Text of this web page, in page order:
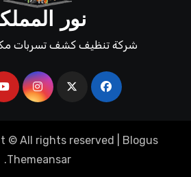
نور
شركة تنظيف كشف تسربات
© All rights reserved Blogus
Themeansar
.